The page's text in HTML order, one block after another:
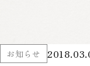
お知らせ